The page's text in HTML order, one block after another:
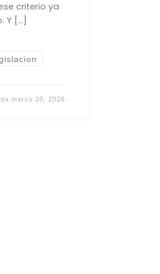
criterio ya
Y […]
marzo 20, 2026